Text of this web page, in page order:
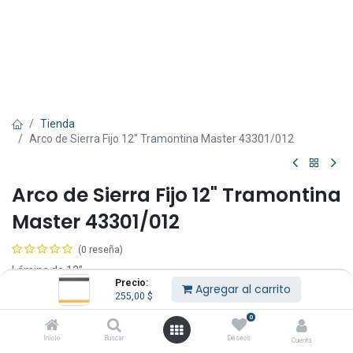
Precio:
255,00 $ Agregar al carrito
Inicio Buscar
0
Deseos Cuenta
Tienda
Arco de Sierra Fijo 12" Tramontina Master 43301/012
Arco de Sierra Fijo 12" Tramontina
Master 43301/012
(0 reseña)
Lámina de 12".
Pintura electrostática negra.
Mango ergonómico inyectado.
255,00 IVA Incluido